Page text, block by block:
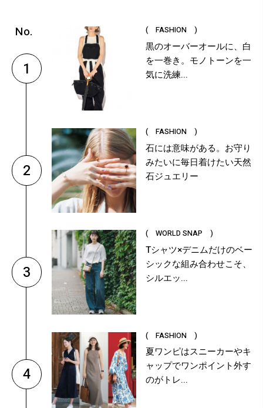
1
( FASHION )
黒のオーバーオールに、白
を一巻き。モノトーンを一
気に洗練...
2
( FASHION )
石には意味がある。お守り
みたいに毎日着けたい天然
石ジュエリー
3
( WORLD SNAP )
Tシャツ×デニムだけのベー
シックな組み合わせこそ、
シルエッ...
4
( FASHION )
夏ワンピはスニーカーやキ
ャップでワンポイント外す
のがトレ...